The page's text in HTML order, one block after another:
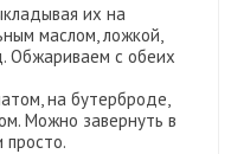
их на
маслом, ложкой,
Обжариваем с обеих
на бутерброде,
Можно завернуть в